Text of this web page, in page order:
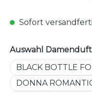
Sofort
Auswahl Damenduft
BLACK BOTTLE
DONNA